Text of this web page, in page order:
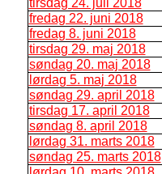
fredag 22. juni 2018
fredag 8. juni 2018
tirsdag 29. maj 2018
søndag 20. maj 2018
lørdag 5. maj 2018
søndag 29. april 2018
tirsdag 17. april 2018
søndag 8. april 2018
lørdag 31. marts 2018
søndag 25. marts 2018